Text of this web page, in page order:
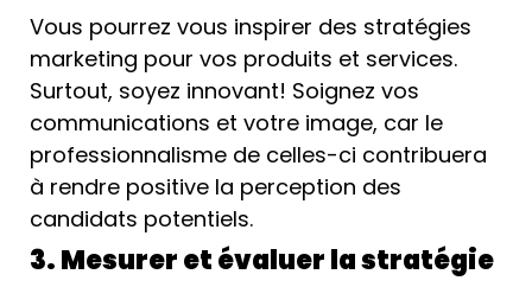
Vous pourrez vous inspirer des stratégies
marketing pour vos produits et services.
Surtout, soyez innovant! Soignez vos
communications et votre image, car le
professionnalisme de celles-ci contribuera
à rendre positive la perception des
candidats potentiels.
3. Mesurer et évaluer la stratégie